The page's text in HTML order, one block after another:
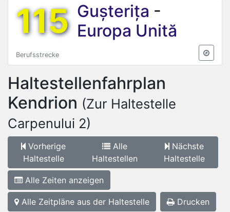
115 Gușterița -
Europa Unită
Berufsstrecke
Haltestellenfahrplan
Kendrion (Zur Haltestelle
Carpenului 2)
Vorherige
Haltestelle
Alle
Haltestellen
Nächste
Haltestelle
Alle Zeiten anzeigen
Alle Zeitpläne aus der Haltestelle Drucken